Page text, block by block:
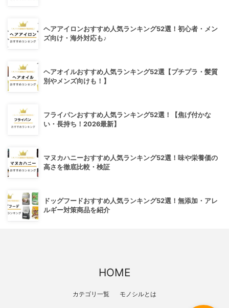
ヘアアイロンおすすめ人気ランキング52選！初心者・メン
ズ向け・海外対応も♪
ヘアオイルおすすめ人気ランキング52選【プチプラ・髪質
別やメンズ向けも！】
フライパンおすすめ人気ランキング52選！【焦げ付かな
い・長持ち！2026最新】
マヌカハニーおすすめ人気ランキング52選！味や栄養価の
高さを徹底比較・検証
ドッグフードおすすめ人気ランキング52選！無添加・アレ
ルギー対策商品を紹介
HOME
カテゴリ一覧 モノシルとは